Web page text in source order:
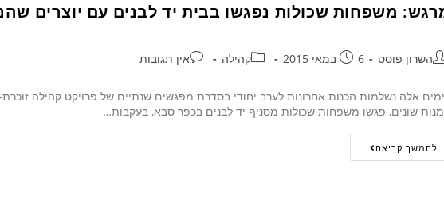
משפחות שכולות נפגשו בבית יד לבנים עם יוצרים
השרון פוסט 6 במאי 2015 קהילה אין תגובות
אלה נשלמות הכנות אחרונות לערב יחודי בסדרת מפגשים שנתיים של פרויקט קהילה
שונים, פגשו משפחות שכולות מסניף יד לבנים בכפר סבא, בעקבות…
להמשך קריאה